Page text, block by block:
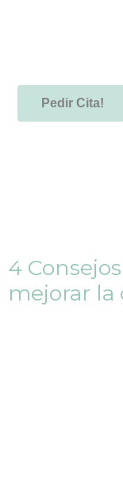
Pedir Cita!
4
mejorar la